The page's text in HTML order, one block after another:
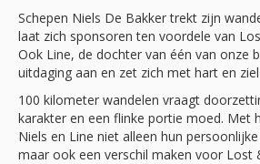
Schepen Niels De Bakker trekt zijn
laat zich sponsoren ten voordele van
Ook Line, de dochter van één van onze
uitdaging aan en zet zich met hart en
100 kilometer wandelen vraagt
karakter en een flinke portie moed. Met
Niels en Line niet alleen hun
maar ook een verschil maken voor Lost